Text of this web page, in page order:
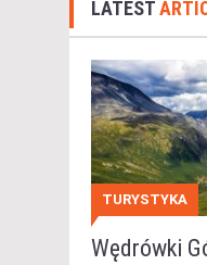
LATEST
TURYSTYKA
Wędrówki